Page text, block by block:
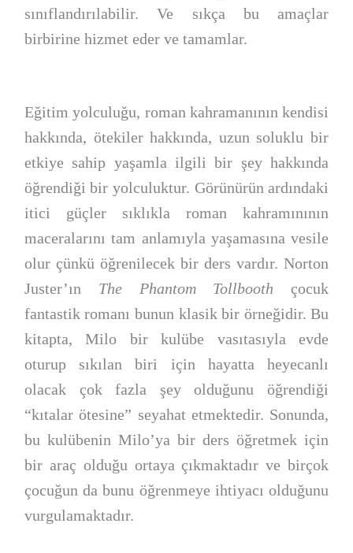
sınıflandırılabilir. Ve sıkça bu amaçlar
birbirine hizmet eder ve tamamlar.
Eğitim yolculuğu, roman kahramanının kendisi
hakkında, ötekiler hakkında, uzun soluklu bir
etkiye sahip yaşamla ilgili bir şey hakkında
öğrendiği bir yolculuktur. Görünürün ardındaki
itici güçler sıklıkla roman kahramınının
maceralarını tam anlamıyla yaşamasına vesile
olur çünkü öğrenilecek bir ders vardır. Norton
Juster’ın The Phantom Tollbooth çocuk
fantastik romanı bunun klasik bir örneğidir. Bu
kitapta, Milo bir kulübe vasıtasıyla evde
oturup sıkılan biri için hayatta heyecanlı
olacak çok fazla şey olduğunu öğrendiği
“kıtalar ötesine” seyahat etmektedir. Sonunda,
bu kulübenin Milo’ya bir ders öğretmek için
bir araç olduğu ortaya çıkmaktadır ve birçok
çocuğun da bunu öğrenmeye ihtiyacı olduğunu
vurgulamaktadır.